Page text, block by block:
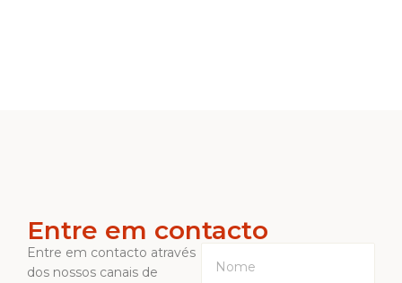
Entre em contacto
Entre em contacto através
dos nossos canais de